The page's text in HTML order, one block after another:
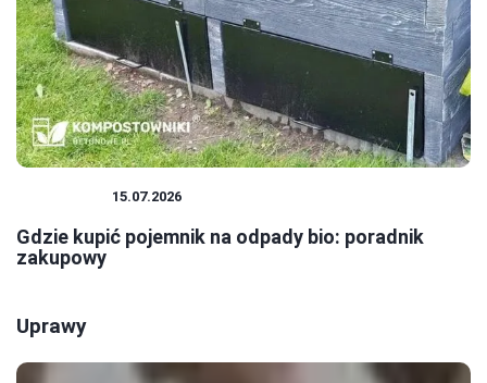
15.07.2026
Gdzie kupić pojemnik na odpady bio: poradnik
zakupowy
Uprawy